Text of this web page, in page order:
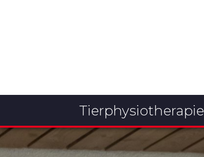
Tierphysiotherapie